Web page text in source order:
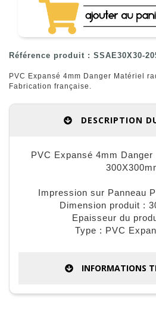
Référence produit : SSAE30X30-
PVC Expansé 4mm Danger Matériel
Fabrication française.
DESCRIPTION
PVC Expansé 4mm
Impression sur Panneau
Dimension produit :
Epaisseur du
Type : PVC
INFORMATIONS